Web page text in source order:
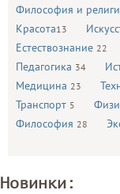
Философия и
Красота13
Естествознание 22
Педагогика 34
Медицина 23
Транспорт 5
Философия 28
Новинки: